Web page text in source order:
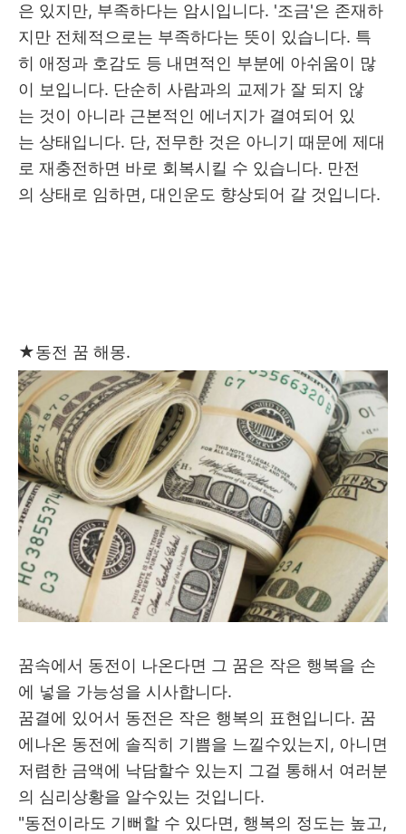
은 있지만, 부족하다는 암시입니다. '조금'은 존재하
지만 전체적으로는 부족하다는 뜻이 있습니다. 특
히 애정과 호감도 등 내면적인 부분에 아쉬움이 많
이 보입니다. 단순히 사람과의 교제가 잘 되지 않
는 것이 아니라 근본적인 에너지가 결여되어 있
는 상태입니다. 단, 전무한 것은 아니기 때문에 제대
로 재충전하면 바로 회복시킬 수 있습니다. 만전
의 상태로 임하면, 대인운도 향상되어 갈 것입니다.
★동전 꿈 해몽.
꿈속에서 동전이 나온다면 그 꿈은 작은 행복을 손
에 넣을 가능성을 시사합니다.
꿈결에 있어서 동전은 작은 행복의 표현입니다. 꿈
에나온 동전에 솔직히 기쁨을 느낄수있는지, 아니면
저렴한 금액에 낙담할수 있는지 그걸 통해서 여러분
의 심리상황을 알수있는 것입니다.
"동전이라도 기뻐할 수 있다면, 행복의 정도는 높고,